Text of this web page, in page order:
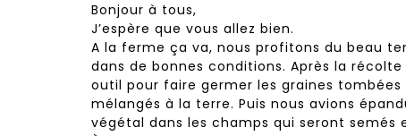
Bonjour à tous,
J’espère que vous allez bien.
A la ferme ça va, nous profitons du beau
dans de bonnes conditions. Après la
outil pour faire germer les graines
mélangés à la terre. Puis nous avions
végétal dans les champs qui seront semés